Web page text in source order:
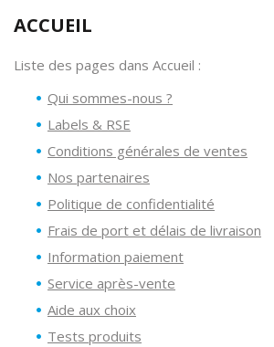
ACCUEIL
Liste des pages dans Accueil :
Qui sommes-nous ?
Labels & RSE
Conditions générales de ventes
Nos partenaires
Politique de confidentialité
Frais de port et délais de livraison
Information paiement
Service après-vente
Aide aux choix
Tests produits